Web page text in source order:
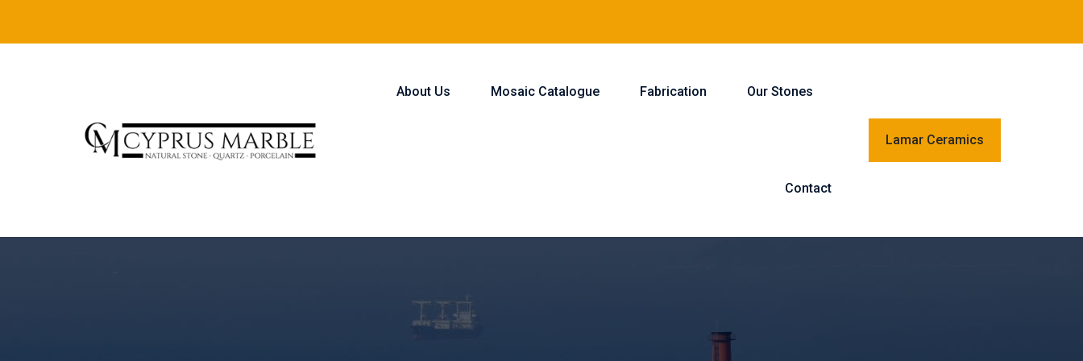
About Us Mosaic Catalogue Fabrication Our Stones
Contact
Lamar Ceramics